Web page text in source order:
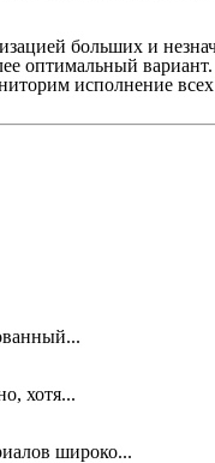
больших и
оптимальный вариант.
исполнение
хотя...
широко...